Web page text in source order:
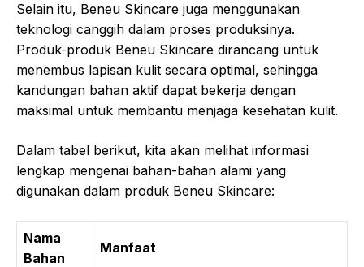
Selain itu, Beneu Skincare juga menggunakan
teknologi canggih dalam proses produksinya.
Produk-produk Beneu Skincare dirancang untuk
menembus lapisan kulit secara optimal, sehingga
kandungan bahan aktif dapat bekerja dengan
maksimal untuk membantu menjaga kesehatan kulit.
Dalam tabel berikut, kita akan melihat informasi
lengkap mengenai bahan-bahan alami yang
digunakan dalam produk Beneu Skincare:
Nama
Bahan
Manfaat